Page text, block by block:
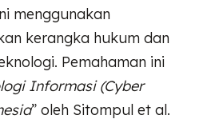
menggunakan
kerangka hukum dan
Pemahaman ini
Informasi (Cyber
” oleh Sitompul et al.